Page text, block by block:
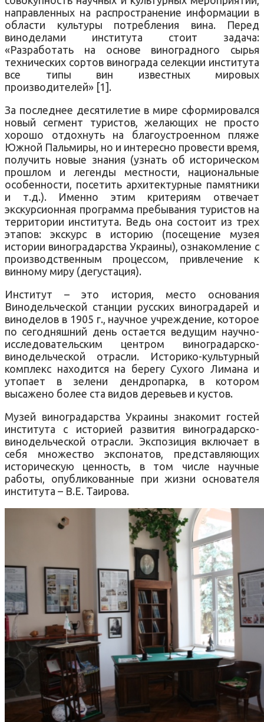
направленных на распространение информации в
области культуры потребления вина. Перед
виноделами института стоит задача:
«Разработать на основе виноградного сырья
технических сортов винограда селекции института
все типы вин известных мировых
производителей» [1].
За последнее десятилетие в мире сформировался
новый сегмент туристов, желающих не просто
хорошо отдохнуть на благоустроенном пляже
Южной Пальмиры, но и интересно провести время,
получить новые знания (узнать об историческом
прошлом и легенды местности, национальные
особенности, посетить архитектурные памятники
и т.д.). Именно этим критериям отвечает
экскурсионная программа пребывания туристов на
территории института. Ведь она состоит из трех
этапов: экскурс в историю (посещение музея
истории виноградарства Украины), ознакомление с
производственным процессом, привлечение к
винному миру (дегустация).
Институт – это история, место основания
Винодельческой станции русских виноградарей и
виноделов в 1905 г., научное учреждение, которое
по сегодняшний день остается ведущим научно-
исследовательским центром виноградарско-
винодельческой отрасли. Историко-культурный
комплекс находится на берегу Сухого Лимана и
утопает в зелени дендропарка, в котором
высажено более ста видов деревьев и кустов.
Музей виноградарства Украины знакомит гостей
института с историей развития виноградарско-
винодельческой отрасли. Экспозиция включает в
себя множество экспонатов, представляющих
историческую ценность, в том числе научные
работы, опубликованные при жизни основателя
института – В.Е. Таирова.